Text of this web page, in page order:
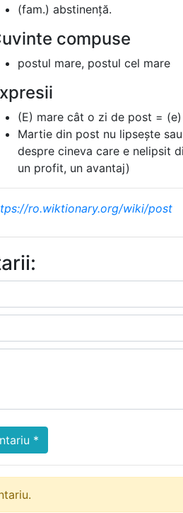
(fam.) abstinență.
compuse
postul mare, postul cel mare
(E) mare cât o zi de post =
Martie din post nu lipsește
despre cineva care e nelipsit
un profit, un avantaj)
ro.wiktionary.org/wiki/post
*